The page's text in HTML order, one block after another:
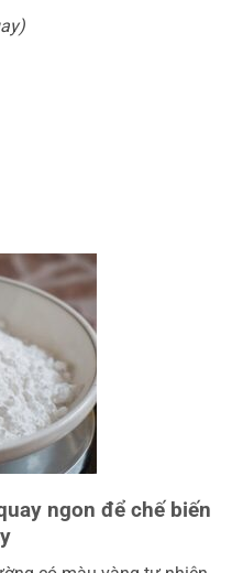
ngon để chế biến